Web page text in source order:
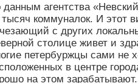
данным агентства
тысяч коммуналок. И этот
с других
столице живет и
петербуржцы сами не
в центре
на этом зарабатывают.